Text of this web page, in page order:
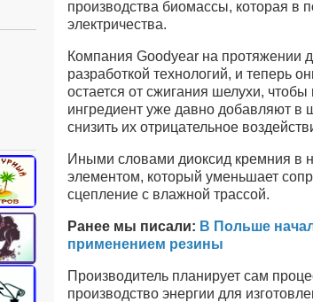
производства биомассы, которая в
электричества.
Компания Goodyear на протяжении
разработкой технологий, и теперь
остается от сжигания шелухи,
ингредиент уже давно добавляют в
снизить их отрицательное
Иными словами диоксид кремния в
элементом, который уменьшает
сцепление с влажной трассой.
Ранее мы писали: В Польше
применением резины
Производитель планирует сам
производство энергии для